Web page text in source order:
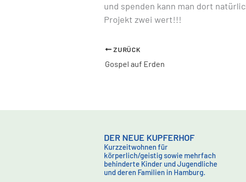
und spenden kann man dort
Projekt zwei wert!!!
ZURÜCK
Gospel auf Erden
DER NEUE KUPFERHOF
Kurzzeitwohnen für
körperlich/geistig sowie mehrfach
behinderte Kinder und Jugendliche
und deren Familien in Hamburg.